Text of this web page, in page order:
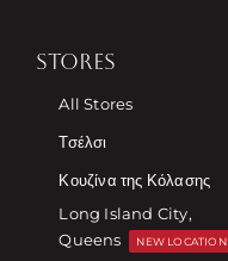
STORES
All Stores
Τσέλσι
Κουζίνα της Κόλασης
Long Island City,
Queens
NEW LOCATION